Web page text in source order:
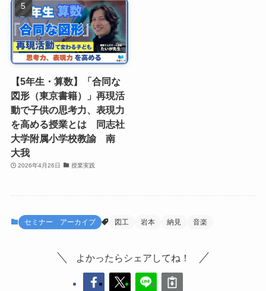
【5年生・算数】「合同な
図形（東京書籍）」再現活
動で子供の思考力、表現力
を高める授業とは 同志社
大学附属小学校教諭 南
大我
2026年4月26日 授業実践
セミナー アーカイブ 図工 岩本 納見 音楽
よかったらシェアしてね！